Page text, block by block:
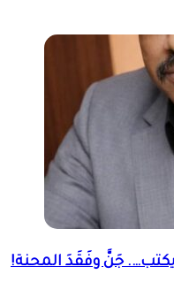
جَنَّ وفَقَدَ المحنة!